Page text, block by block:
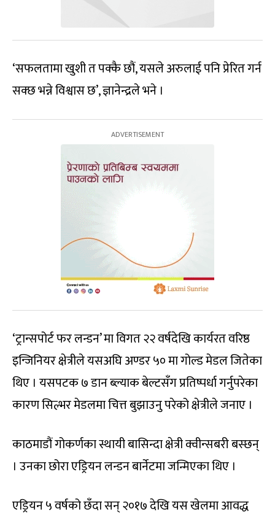
‘सफलतामा खुशी त पक्कै छौं, यसले अरुलाई पनि प्रेरित गर्न
सक्छ भन्ने विश्वास छ’, ज्ञानेन्द्रले भने ।
‘ट्रान्सपोर्ट फर लन्डन’ मा विगत २२ वर्षदेखि कार्यरत वरिष्ठ
इन्जिनियर क्षेत्रीले यसअघि अण्डर ५० मा गोल्ड मेडल जितेका
थिए । यसपटक ७ डान ब्ल्याक बेल्टसँग प्रतिष्पर्धा गर्नुपरेका
कारण सिल्भर मेडलमा चित्त बुझाउनु परेको क्षेत्रीले जनाए ।
काठमाडौं गोकर्णका स्थायी बासिन्दा क्षेत्री क्वीन्सबरी बस्छन्
। उनका छोरा एड्रियन लन्डन बार्नेटमा जन्मिएका थिए ।
एड्रियन ५ वर्षको छँदा सन् २०१७ देखि यस खेलमा आवद्ध